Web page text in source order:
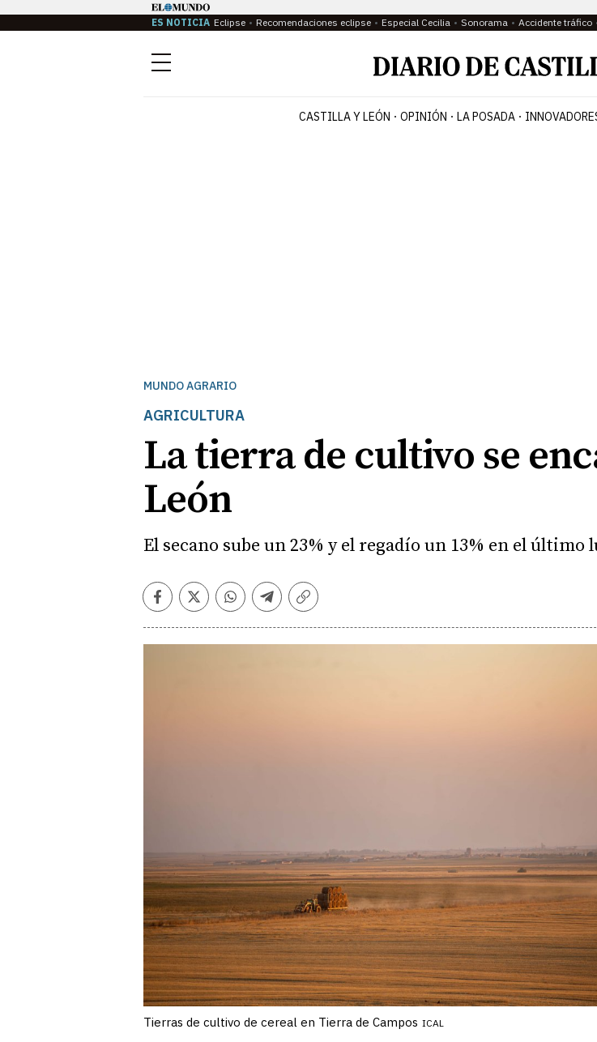
ES NOTICIA Eclipse Recomendaciones eclipse Especial Cecilia Sonorama Accidente tráfico
Menú
CASTILLA Y LEÓN OPINIÓN LA POSADA
MUNDO AGRARIO
AGRICULTURA
La tierra de cultivo se
León
El secano sube un 23% y el regadío un 13% en el último
Facebook
TwitterWhatsapp
Telegram
Copiar
Tierras de cultivo de cereal en Tierra de Campos ICAL